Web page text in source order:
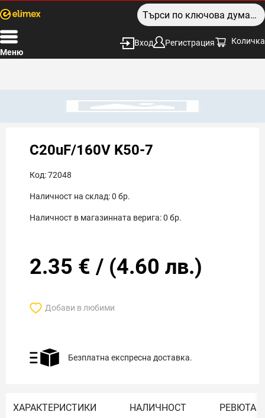
Меню
Вход Регистрация Количка
C20uF/160V K50-7
Код:72048
Наличност на склад:0 бр.
Наличност в магазинната верига:0 бр.
2.35 € / (4.60 лв.)
Добави в любими
Безплатна експресна доставка.
ХАРАКТЕРИСТИКИ НАЛИЧНОСТ РЕВЮТА